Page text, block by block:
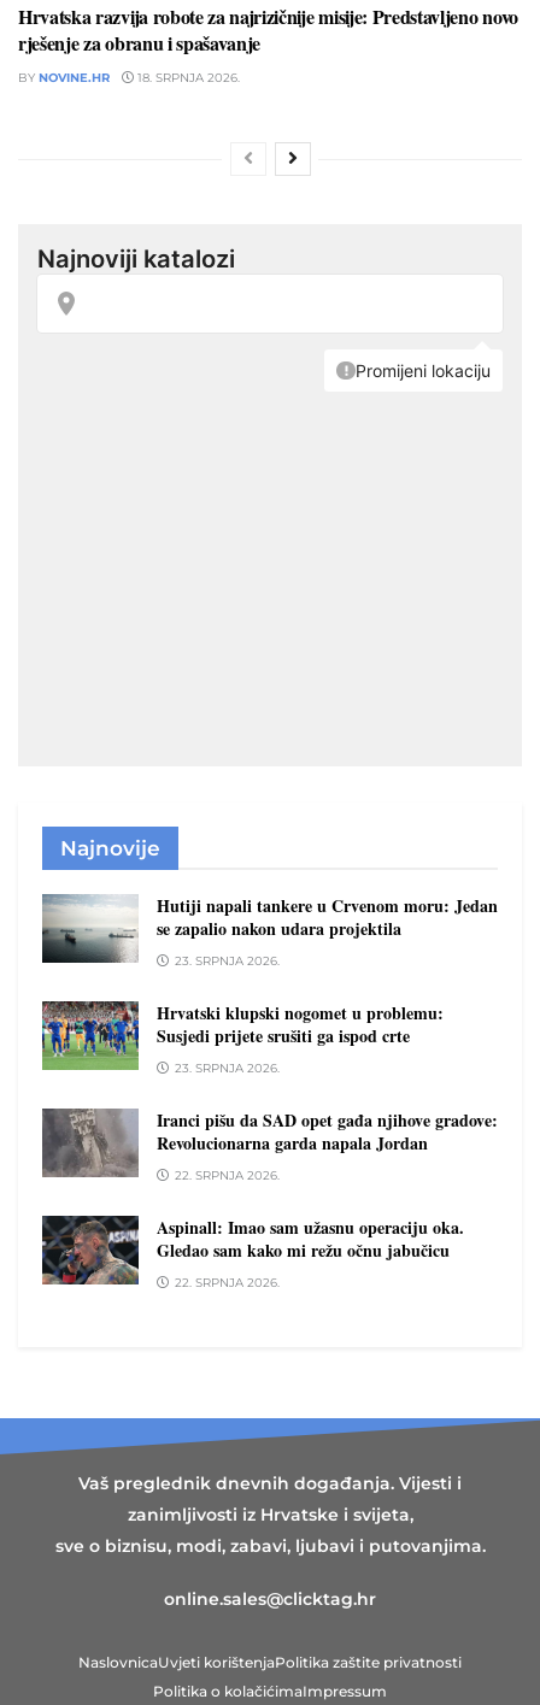
Hrvatska razvija robote za najrizičnije misije: Predstavljeno novo
rješenje za obranu i spašavanje
BY NOVINE.HR 18. SRPNJA 2026.
Najnovije
Hutiji napali tankere u Crvenom moru: Jedan
se zapalio nakon udara projektila
23. SRPNJA 2026.
Hrvatski klupski nogomet u problemu:
Susjedi prijete srušiti ga ispod crte
23. SRPNJA 2026.
Iranci pišu da SAD opet gađa njihove gradove:
Revolucionarna garda napala Jordan
22. SRPNJA 2026.
Aspinall: Imao sam užasnu operaciju oka.
Gledao sam kako mi režu očnu jabučicu
22. SRPNJA 2026.
Vaš preglednik dnevnih događanja. Vijesti i
zanimljivosti iz Hrvatske i svijeta,
sve o biznisu, modi, zabavi, ljubavi i putovanjima.
online.sales@clicktag.hr
NaslovnicaUvjeti korištenjaPolitika zaštite privatnosti
Politika o kolačićimaImpressum